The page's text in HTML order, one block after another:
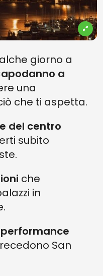
giorno a
a
una
che ti aspetta.
del centro
subito
che
in
San